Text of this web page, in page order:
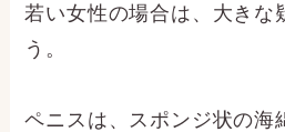
若い女性の場合は、大きな
う。
ペニスは、スポンジ状の海